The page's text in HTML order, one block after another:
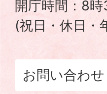
開庁時間：8
(祝日・休日・
お問い合わせ